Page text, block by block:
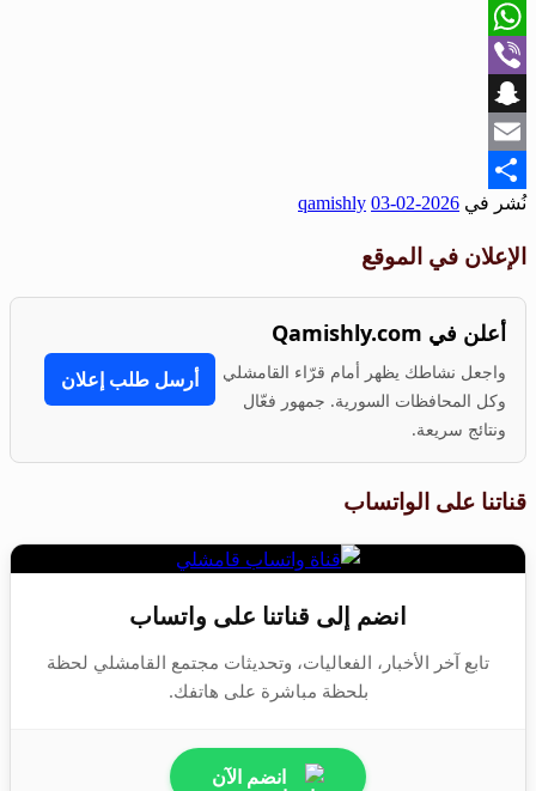
X
WhatsApp
Viber
Snapchat
Email
Share
نُشر في 2026-02-03
qamishly
الإعلان في الموقع
أعلن في Qamishly.com
واجعل نشاطك يظهر أمام قرّاء القامشلي
وكل المحافظات السورية. جمهور فعّال
ونتائج سريعة.
أرسل طلب إعلان
قناتنا على الواتساب
انضم إلى قناتنا على واتساب
تابع آخر الأخبار، الفعاليات، وتحديثات مجتمع القامشلي لحظة
بلحظة مباشرة على هاتفك.
انضم الآن